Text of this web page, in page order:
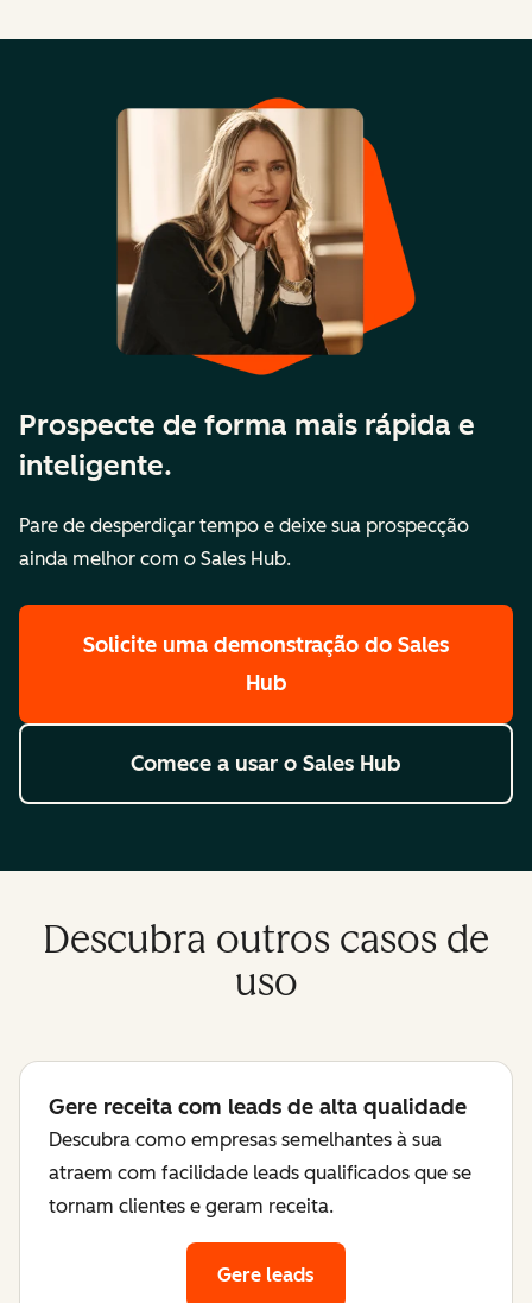
Prospecte de forma mais rápida e
inteligente.
Pare de desperdiçar tempo e deixe sua prospecção
ainda melhor com o Sales Hub.
Solicite uma demonstração do Sales
Hub
Comece a usar o Sales Hub
Descubra outros casos de
uso
Gere receita com leads de alta qualidade
Descubra como empresas semelhantes à sua
atraem com facilidade leads qualificados que se
tornam clientes e geram receita.
Gere leads